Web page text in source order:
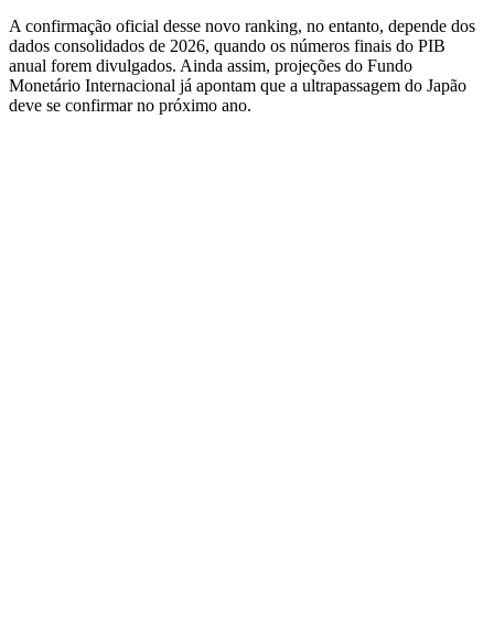
A confirmação oficial desse novo ranking, no entanto, depende dos
dados consolidados de 2026, quando os números finais do PIB
anual forem divulgados. Ainda assim, projeções do Fundo
Monetário Internacional já apontam que a ultrapassagem do Japão
deve se confirmar no próximo ano.